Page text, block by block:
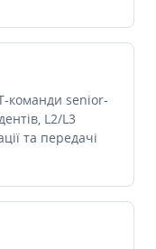
команди senior-
L2/L3
та передачі